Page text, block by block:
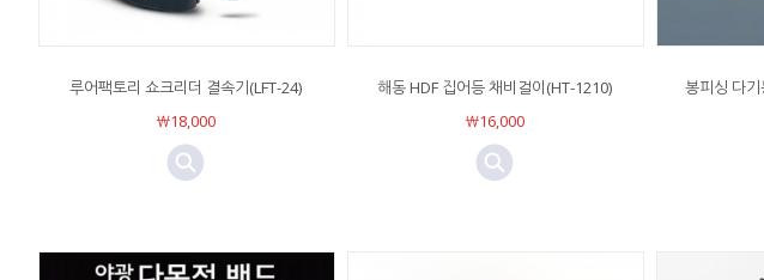
루어팩토리 쇼크리더 결속기(LFT-24)
￦18,000
해동 HDF 집어등 채비걸이(HT-1210)
￦16,000
봉피싱 다